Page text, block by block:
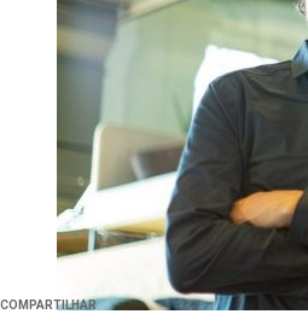
COMPARTILHAR